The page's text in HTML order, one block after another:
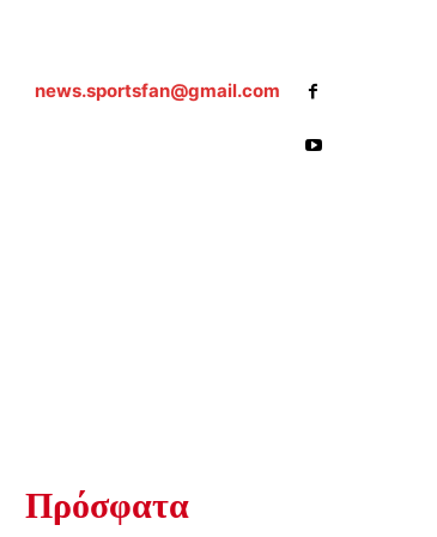
news.sportsfan@gmail.com
Πρόσφατα